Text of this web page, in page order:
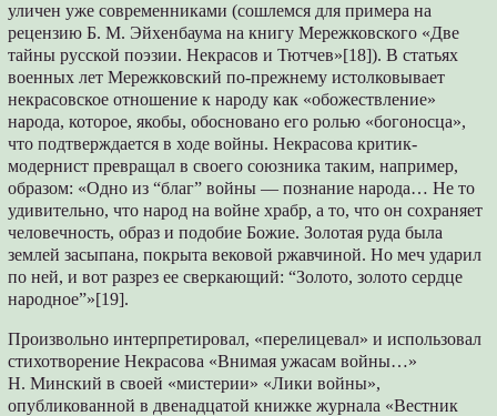
уличен уже современниками (сошлемся для примера на
рецензию Б. М. Эйхенбаума на книгу Мережковского «Две
тайны русской поэзии. Некрасов и Тютчев»[18]). В статьях
военных лет Meрежковский по-прежнему истолковывает
некрасовское отношение к народу как «обожествление»
народа, которое, якобы, обосновано его ролью «богоносца»,
что подтверждается в ходе войны. Некрасова критик-
модернист превращал в своего союзника таким, например,
образом: «Одно из “благ” войны — познание народа… Не то
удивительно, что народ на войне храбр, а то, что он сохраняет
человечность, образ и подобие Божие. Золотая руда была
землей засыпана, покрыта вековой ржавчиной. Но меч ударил
по ней, и вот разрез ее сверкающий: “Золото, золото сердце
народное”»[19].
Произвольно интерпретировал, «перелицевал» и использовал
стихотворение Некрасова «Внимая ужасам войны…»
Н. Минский в своей «мистерии» «Лики войны»,
опубликованной в двенадцатой книжке журнала «Вестник